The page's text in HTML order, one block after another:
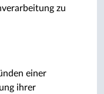
zu
einer
ihrer